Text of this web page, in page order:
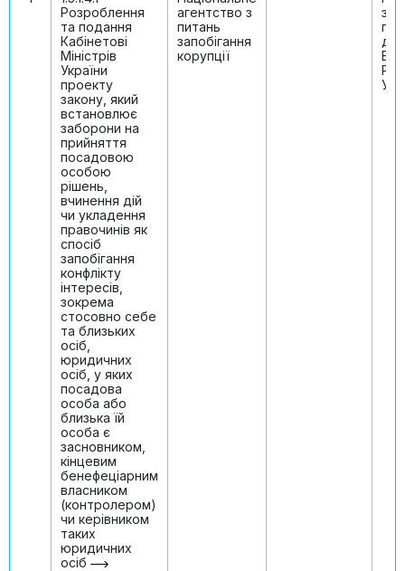
Розроблення
та подання
Кабінетові
Міністрів
України
проекту
закону, який
встановлює
заборони на
прийняття
посадовою
особою
рішень,
вчинення дій
чи укладення
правочинів як
спосіб
запобігання
конфлікту
інтересів,
зокрема
стосовно себе
та близьких
осіб,
юридичних
осіб, у яких
посадова
особа або
близька їй
особа є
засновником,
кінцевим
бенефеціарним
власником
(контролером)
чи керівником
таких
юридичних
осіб
агентство з
питань
запобігання
корупції
до